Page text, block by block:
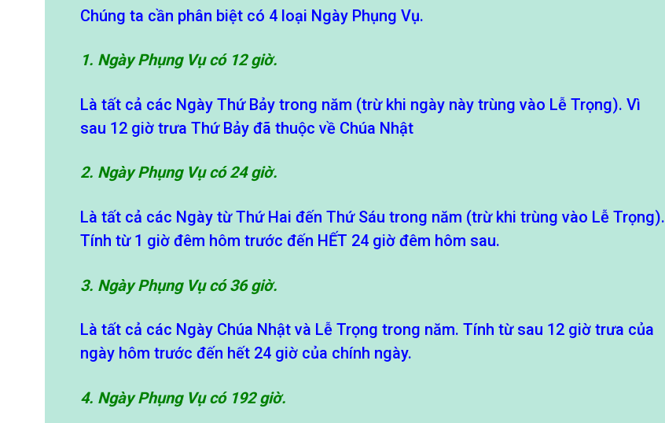
Chúng ta cần phân biệt có 4 loại Ngày Phụng Vụ.
1. Ngày Phụng Vụ có 12 giờ.
Là tất cả các Ngày Thứ Bảy trong năm (trừ khi ngày này trùng vào Lễ Trọng). Vì
sau 12 giờ trưa Thứ Bảy đã thuộc về Chúa Nhật
2. Ngày Phụng Vụ có 24 giờ.
Là tất cả các Ngày từ Thứ Hai đến Thứ Sáu trong năm (trừ khi trùng vào Lễ Trọng).
Tính từ 1 giờ đêm hôm trước đến HẾT 24 giờ đêm hôm sau.
3. Ngày Phụng Vụ có 36 giờ.
Là tất cả các Ngày Chúa Nhật và Lễ Trọng trong năm. Tính từ sau 12 giờ trưa của
ngày hôm trước đến hết 24 giờ của chính ngày.
4. Ngày Phụng Vụ có 192 giờ.